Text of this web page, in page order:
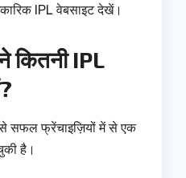
IPL वेबसाइट देखें।
कितनी IPL
सफल फ्रेंचाइज़ियों में से एक
है।